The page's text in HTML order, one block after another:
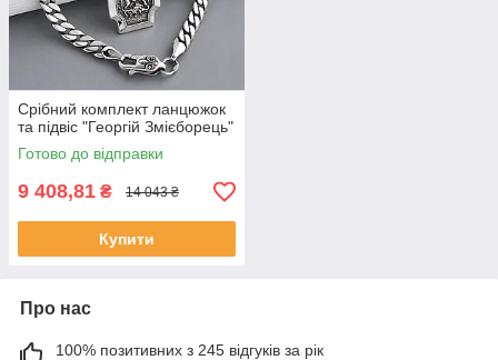
Срібний комплект ланцюжок
та підвіс "Георгій Змієборець"
Готово до відправки
9 408,81 ₴ 14 043 ₴
Купити
Про нас
100% позитивних з 245 відгуків за рік